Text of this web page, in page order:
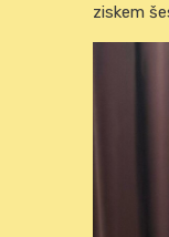
ziskem